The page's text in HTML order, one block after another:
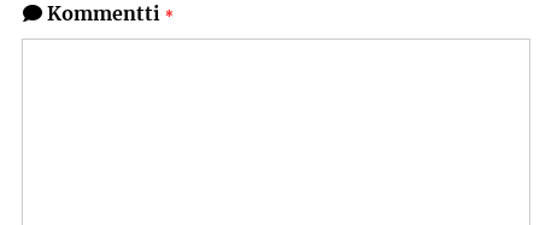
Kommentti *